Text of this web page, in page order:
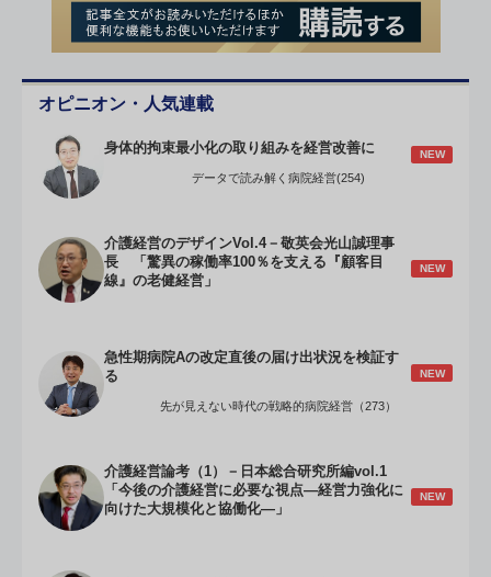
オピニオン・人気連載
身体的拘束最小化の取り組みを経営改善に NEW
データで読み解く病院経営(254)
介護経営のデザインVol.4－敬英会光山誠理事
長 「驚異の稼働率100％を支える『顧客目
線』の老健経営」
NEW
急性期病院Aの改定直後の届け出状況を検証す
る
NEW
先が見えない時代の戦略的病院経営（273）
介護経営論考（1）－日本総合研究所編vol.1
「今後の介護経営に必要な視点―経営力強化に
向けた大規模化と協働化―」
NEW